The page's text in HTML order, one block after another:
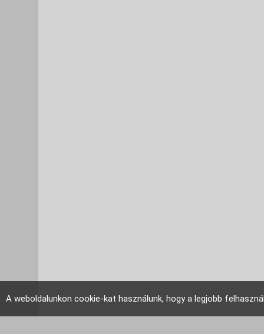
A weboldalunkon cookie-kat használunk, hogy a legjobb